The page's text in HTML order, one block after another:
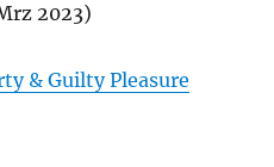
2023)
& Guilty Pleasure